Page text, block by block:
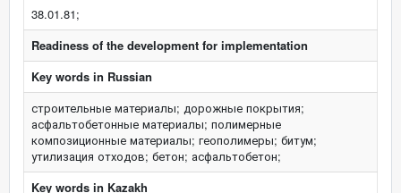
38.01.81;
Readiness of the development for implementation
Key words in Russian
строительные материалы; дорожные покрытия;
асфальтобетонные материалы; полимерные
композиционные материалы; геополимеры; битум;
утилизация отходов; бетон; асфальтобетон;
Key words in Kazakh